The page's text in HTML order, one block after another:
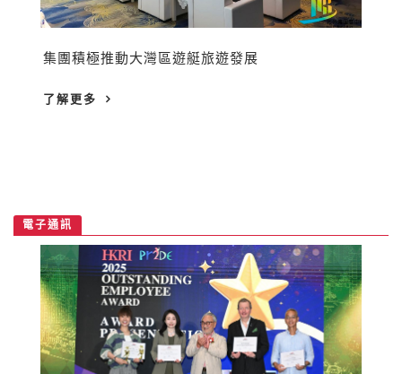
集團積極推動大灣區遊艇旅遊發展
了解更多
電子通訊